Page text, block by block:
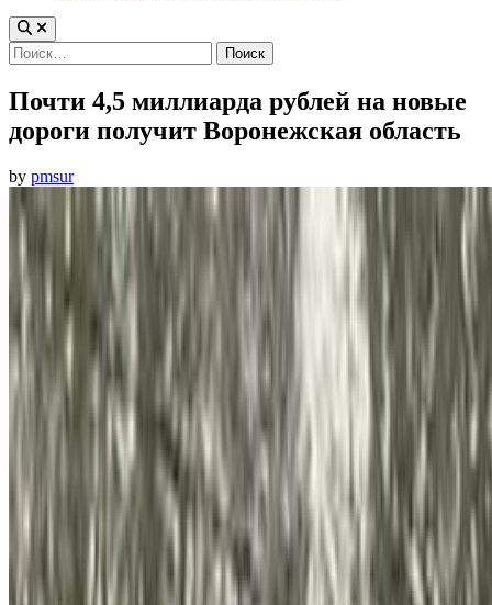
Найти:
Почти 4,5 миллиарда рублей на новые
дороги получит Воронежская область
by pmsur